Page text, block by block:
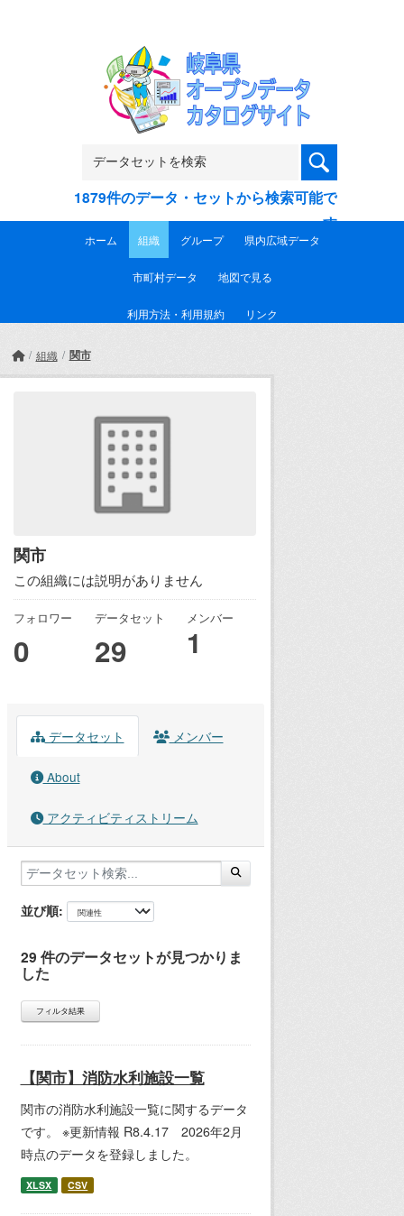
1879件のデータ・セットから検索可能で
す
ホーム 組織 グループ 県内広域データ
市町村データ 地図で見る
利用方法・利用規約 リンク
組織 関市
関市
この組織には説明がありません
フォロワー
0
データセット
29
メンバー
1
データセット メンバー
About
アクティビティストリーム
並び順
29 件のデータセットが見つかりま
した
フィルタ結果
【関市】消防水利施設一覧
関市の消防水利施設一覧に関するデータ
です。 ※更新情報 R8.4.17 2026年2月
時点のデータを登録しました。
XLSX CSV